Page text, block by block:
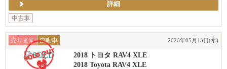
詳細
中古車
売ります 自動車 2026年05月13日(水)
2018 トヨタ RAV4 XLE
2018 Toyota RAV4 XLE